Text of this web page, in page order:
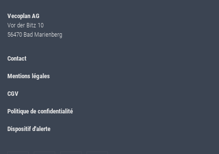
Vecoplan AG
Vor der Bitz 10
56470 Bad Marienberg
Contact
Mentions légales
CGV
Politique de confidentialité
Dispositif d'alerte